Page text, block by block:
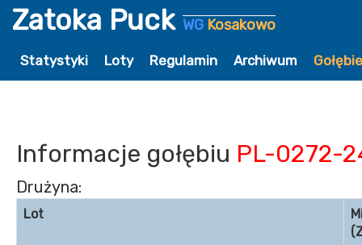
Zatoka Puck WG Kosakowo
Statystyki Loty Regulamin Archiwum
Informacje gołębiu PL-0272-
Drużyna:
Lot